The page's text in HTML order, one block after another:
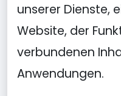
unserer Dienste,
Website, der
verbundenen
Anwendungen.